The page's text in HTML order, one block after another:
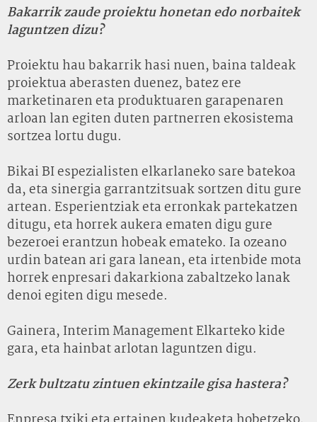
Bakarrik zaude proiektu honetan edo norbaitek
laguntzen dizu?
Proiektu hau bakarrik hasi nuen, baina taldeak
proiektua aberasten duenez, batez ere
marketinaren eta produktuaren garapenaren
arloan lan egiten duten partnerren ekosistema
sortzea lortu dugu.
Bikai BI espezialisten elkarlaneko sare batekoa
da, eta sinergia garrantzitsuak sortzen ditu gure
artean. Esperientziak eta erronkak partekatzen
ditugu, eta horrek aukera ematen digu gure
bezeroei erantzun hobeak emateko. Ia ozeano
urdin batean ari gara lanean, eta irtenbide mota
horrek enpresari dakarkiona zabaltzeko lanak
denoi egiten digu mesede.
Gainera, Interim Management Elkarteko kide
gara, eta hainbat arlotan laguntzen digu.
Zerk bultzatu zintuen ekintzaile gisa hastera?